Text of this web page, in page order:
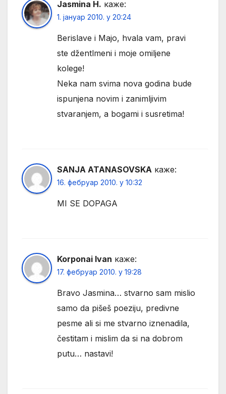
Jasmina H. каже:
1. јануар 2010. у 20:24
Berislave i Majo, hvala vam, pravi
ste džentlmeni i moje omiljene
kolege!
Neka nam svima nova godina bude
ispunjena novim i zanimljivim
stvaranjem, a bogami i susretima!
SANJA ATANASOVSKA каже:
16. фебруар 2010. у 10:32
MI SE DOPAGA
Korponai Ivan каже:
17. фебруар 2010. у 19:28
Bravo Jasmina… stvarno sam mislio
samo da pišeš poeziju, predivne
pesme ali si me stvarno iznenadila,
čestitam i mislim da si na dobrom
putu… nastavi!